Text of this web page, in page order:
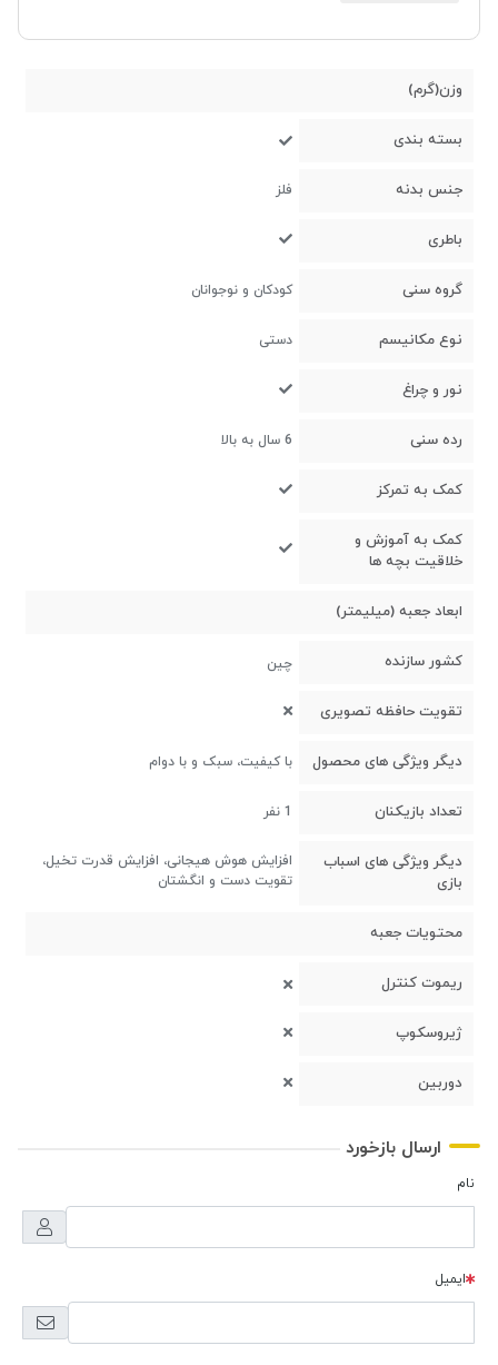
وزن(گرم)
بسته بندی
جنس بدنه فلز
باطری
گروه سنی کودکان و نوجوانان
نوع مکانیسم دستی
نور و چراغ
رده سنی 6 سال به بالا
کمک به تمرکز
کمک به آموزش و
خلاقیت بچه ها
ابعاد جعبه (میلیمتر)
کشور سازنده چین
تقویت حافظه تصویری
دیگر ویژگی های محصول با کیفیت، سبک و با دوام
تعداد بازیکنان 1 نفر
دیگر ویژگی های اسباب
بازی
افزایش هوش هیجانی، افزایش قدرت تخیل،
تقویت دست و انگشتان
محتویات جعبه
ریموت کنترل
ژیروسکوپ
دوربین
ارسال بازخورد
نام
ایمیل